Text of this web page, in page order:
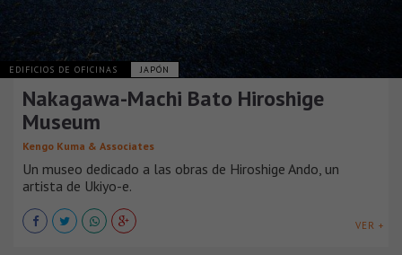
EDIFICIOS DE OFICINAS JAPÓN
Nakagawa-Machi Bato Hiroshige
Museum
Kengo Kuma & Associates
Un museo dedicado a las obras de Hiroshige Ando, un
artista de Ukiyo-e.
VER +